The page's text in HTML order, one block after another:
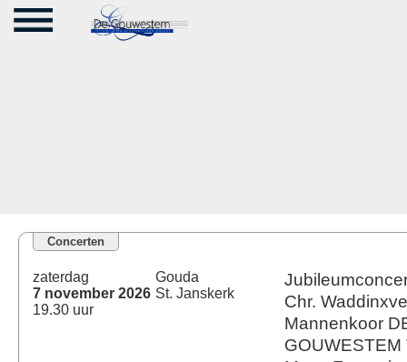
Concerten
zaterdag
7 november 2026
19.30 uur
Gouda
St. Janskerk
Chr.
Mannenkoor
GOUWESTEM